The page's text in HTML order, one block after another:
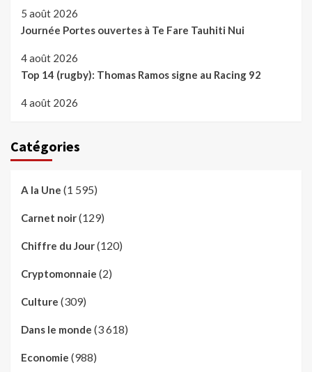
5 août 2026
Journée Portes ouvertes à Te Fare Tauhiti Nui
4 août 2026
Top 14 (rugby): Thomas Ramos signe au Racing 92
4 août 2026
Catégories
A la Une (1 595)
Carnet noir(129)
Chiffre du Jour(120)
Cryptomonnaie (2)
Culture (309)
Dans le monde (3 618)
Economie (988)